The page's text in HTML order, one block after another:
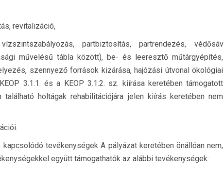
revitalizáció,
partbiztosítás, partrendezés, védősáv
művelésű tábla között), be- és leeresztő műtárgyépítés,
szennyező források kizárása, hajózási útvonal ökológiai
3.1.1. és a KEOP 3.1.2. sz. kiírása keretében támogatott
holtágak rehabilitációjára jelen kiírás keretében nem
kapcsolódó tevékenységek A pályázat keretében önállóan nem,
együtt támogathatók az alábbi tevékenységek: